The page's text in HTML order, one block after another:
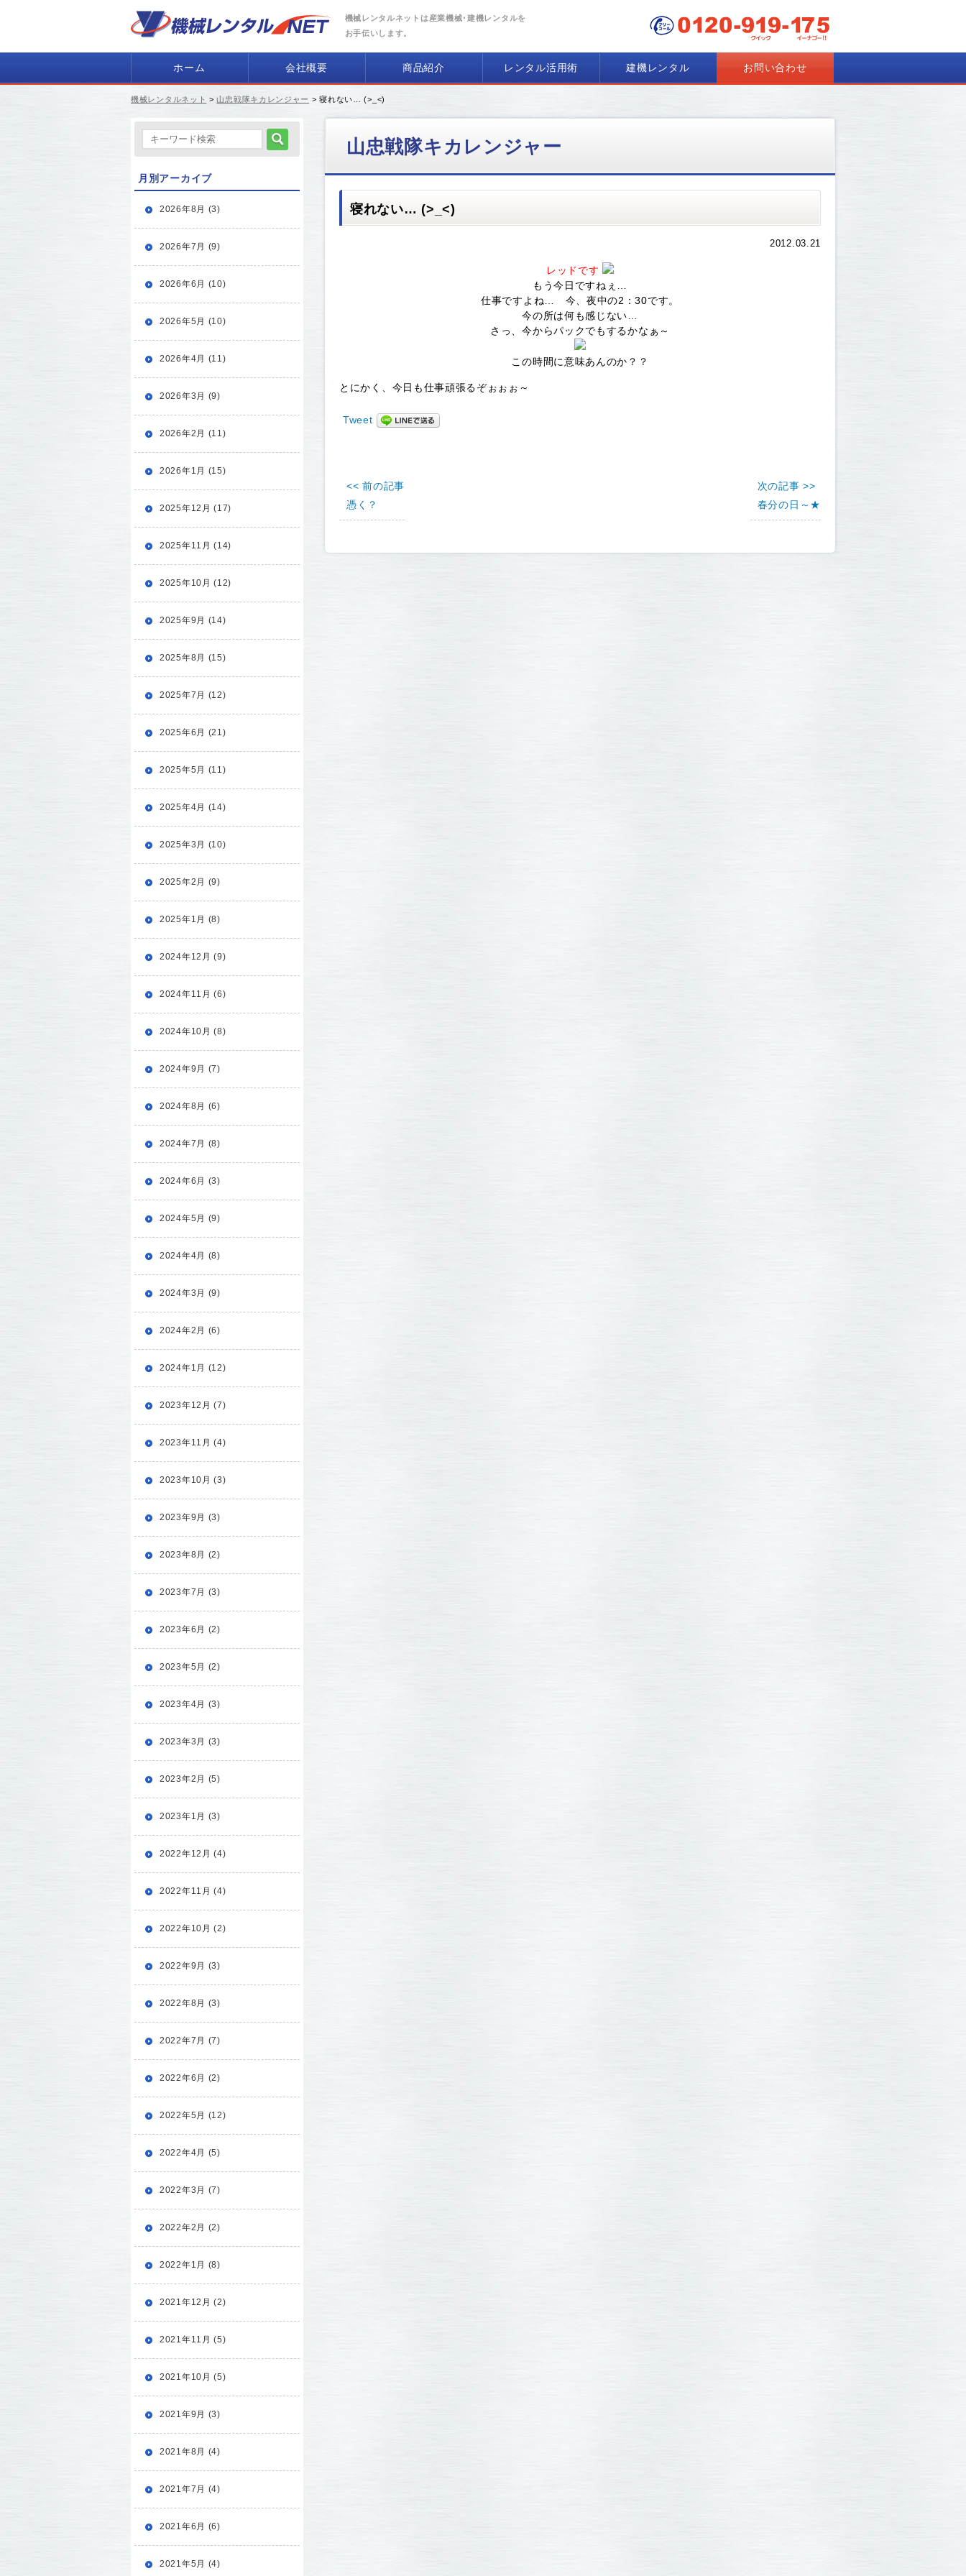
機械レンタルネットは産業機械･建機レンタルを
お手伝いします。
ホーム 会社概要 商品紹介 レンタル活用術 建機レンタル お問い合わせ
機械レンタルネット > 山忠戦隊キカレンジャー > 寝れない… (>_<)
山忠戦隊キカレンジャー
寝れない… (>_<)
2012.03.21
レッドです
もう今日ですねぇ…
仕事ですよね… 今、夜中の2：30です。
今の所は何も感じない…
さっ、今からパックでもするかなぁ～
この時間に意味あんのか？？
とにかく、今日も仕事頑張るぞぉぉぉ～
Tweet
<< 前の記事
憑く？
次の記事 >>
春分の日～★
月別アーカイブ
2026年8月 (3)
2026年7月 (9)
2026年6月 (10)
2026年5月 (10)
2026年4月 (11)
2026年3月 (9)
2026年2月 (11)
2026年1月 (15)
2025年12月 (17)
2025年11月 (14)
2025年10月 (12)
2025年9月 (14)
2025年8月 (15)
2025年7月 (12)
2025年6月 (21)
2025年5月 (11)
2025年4月 (14)
2025年3月 (10)
2025年2月 (9)
2025年1月 (8)
2024年12月 (9)
2024年11月 (6)
2024年10月 (8)
2024年9月 (7)
2024年8月 (6)
2024年7月 (8)
2024年6月 (3)
2024年5月 (9)
2024年4月 (8)
2024年3月 (9)
2024年2月 (6)
2024年1月 (12)
2023年12月 (7)
2023年11月 (4)
2023年10月 (3)
2023年9月 (3)
2023年8月 (2)
2023年7月 (3)
2023年6月 (2)
2023年5月 (2)
2023年4月 (3)
2023年3月 (3)
2023年2月 (5)
2023年1月 (3)
2022年12月 (4)
2022年11月 (4)
2022年10月 (2)
2022年9月 (3)
2022年8月 (3)
2022年7月 (7)
2022年6月 (2)
2022年5月 (12)
2022年4月 (5)
2022年3月 (7)
2022年2月 (2)
2022年1月 (8)
2021年12月 (2)
2021年11月 (5)
2021年10月 (5)
2021年9月 (3)
2021年8月 (4)
2021年7月 (4)
2021年6月 (6)
2021年5月 (4)